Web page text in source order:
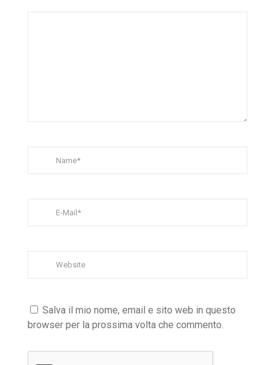
Salva il mio nome, email e sito web in questo
browser per la prossima volta che commento.